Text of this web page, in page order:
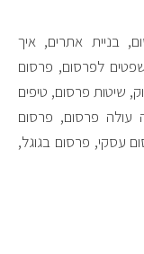
בניית אתרים, איך
לפרסום, פרסום
שיטות פרסום, טיפים
עולה פרסום, פרסום
עסקי, פרסום בגוגל,